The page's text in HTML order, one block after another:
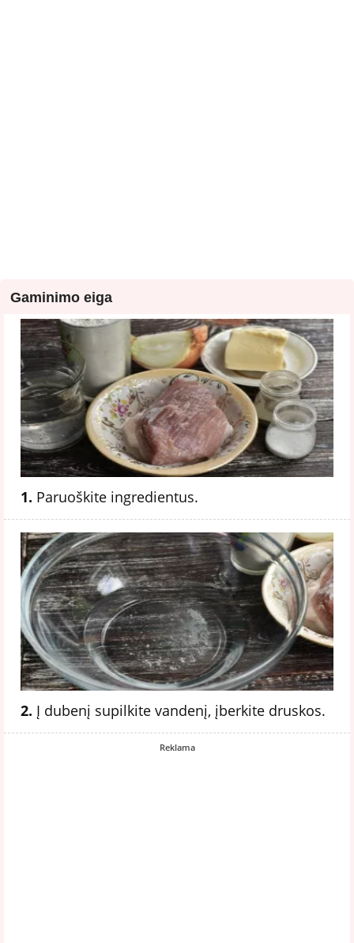
Gaminimo eiga
1. Paruoškite ingredientus.
2. Į dubenį supilkite vandenį, įberkite druskos.
Reklama